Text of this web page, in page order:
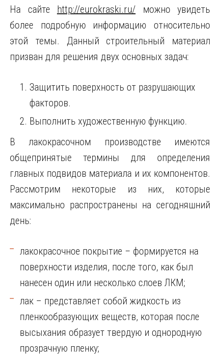
На сайте http://eurokraski.ru/ можно увидеть
более подробную информацию относительно
этой темы. Данный строительный материал
призван для решения двух основных задач:
Защитить поверхность от разрушающих
факторов.
Выполнить художественную функцию.
В лакокрасочном производстве имеются
общепринятые термины для определения
главных подвидов материала и их компонентов.
Рассмотрим некоторые из них, которые
максимально распространены на сегодняшний
день:
лакокрасочное покрытие – формируется на
поверхности изделия, после того, как был
нанесен один или несколько слоев ЛКМ;
лак – представляет собой жидкость из
пленкообразующих веществ, которая после
высыхания образует твердую и однородную
прозрачную пленку;